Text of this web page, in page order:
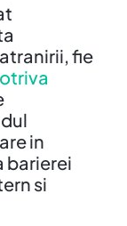
fie
in
barierei
si